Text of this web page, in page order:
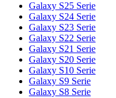
Galaxy S25 Serie
Galaxy S24 Serie
Galaxy S23 Serie
Galaxy S22 Serie
Galaxy S21 Serie
Galaxy S20 Serie
Galaxy S10 Serie
Galaxy S9 Serie
Galaxy S8 Serie